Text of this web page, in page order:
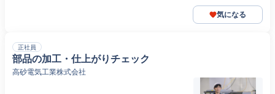
気になる
正社員
部品の加工・仕上がりチェック
高砂電気工業株式会社